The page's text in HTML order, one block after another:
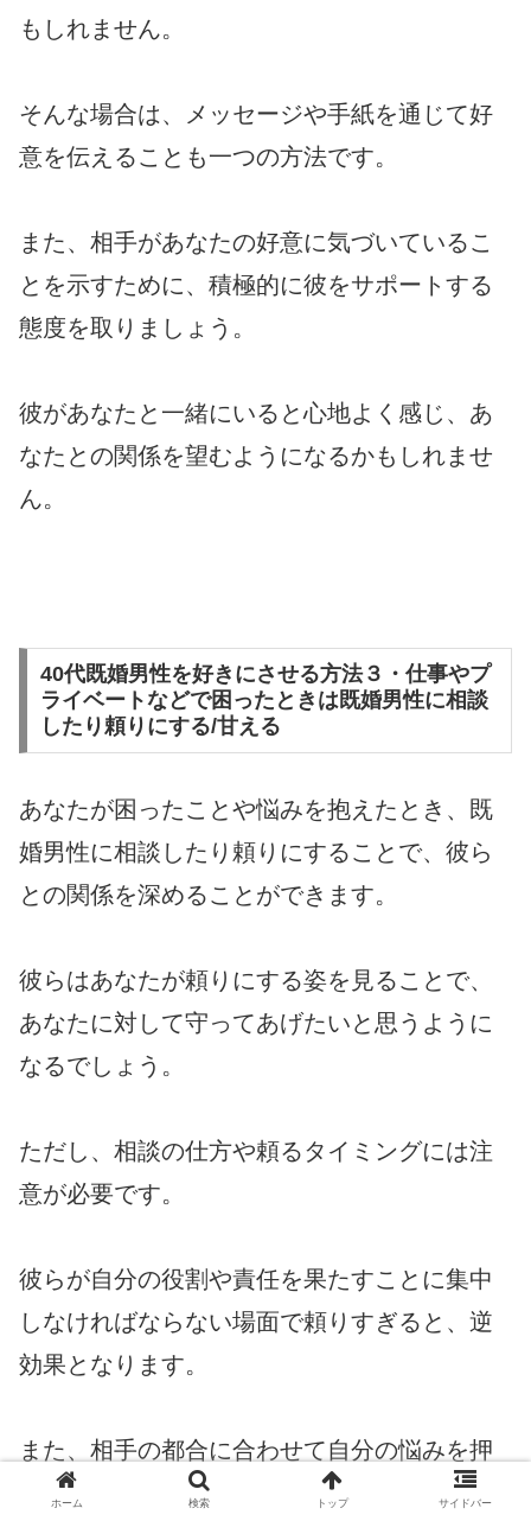
もしれません。
そんな場合は、メッセージや手紙を通じて好
意を伝えることも一つの方法です。
また、相手があなたの好意に気づいているこ
とを示すために、積極的に彼をサポートする
態度を取りましょう。
彼があなたと一緒にいると心地よく感じ、あ
なたとの関係を望むようになるかもしれませ
ん。
40代既婚男性を好きにさせる方法３・仕事やプ
ライベートなどで困ったときは既婚男性に相談
したり頼りにする/甘える
あなたが困ったことや悩みを抱えたとき、既
婚男性に相談したり頼りにすることで、彼ら
との関係を深めることができます。
彼らはあなたが頼りにする姿を見ることで、
あなたに対して守ってあげたいと思うように
なるでしょう。
ただし、相談の仕方や頼るタイミングには注
意が必要です。
彼らが自分の役割や責任を果たすことに集中
しなければならない場面で頼りすぎると、逆
効果となります。
また、相手の都合に合わせて自分の悩みを押
し付けるのではなく、お互いが相手のことを
ホーム 検索 トップ サイドバー